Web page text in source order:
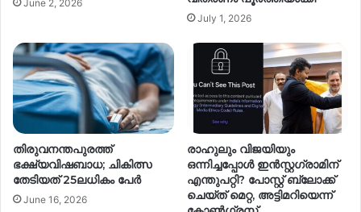
June 2, 2026
July 1, 2026
തിരുവനന്തപുരത്ത്
ഭക്ഷ്യവിഷബാധ; ചികിത്സ
തേടിയത് 25ലധികം പേർ
June 16, 2026
രാഹുലും വിജയിയും
ഒന്നിച്ചപ്പോൾ ഇൻസ്റ്റഗ്രാമിന്
എന്തുപറ്റി? പോസ്റ്റ് ബ്ലോക്ക്
ചെയ്ത് മെറ്റ, അട്ടിമറിയെന്ന്